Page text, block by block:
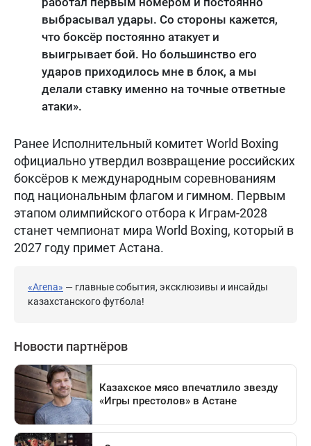
выбрасывал удары. Со стороны кажется,
что боксёр постоянно атакует и
выигрывает бой. Но большинство его
ударов приходилось мне в блок, а мы
делали ставку именно на точные ответные
атаки».
Ранее Исполнительный комитет World Boxing
официально утвердил возвращение российских
боксёров к международным соревнованиям
под национальным флагом и гимном. Первым
этапом олимпийского отбора к Играм-2028
станет чемпионат мира World Boxing, который в
2027 году примет Астана.
«Arena» — главные события, эксклюзивы и инсайды
казахстанского футбола!